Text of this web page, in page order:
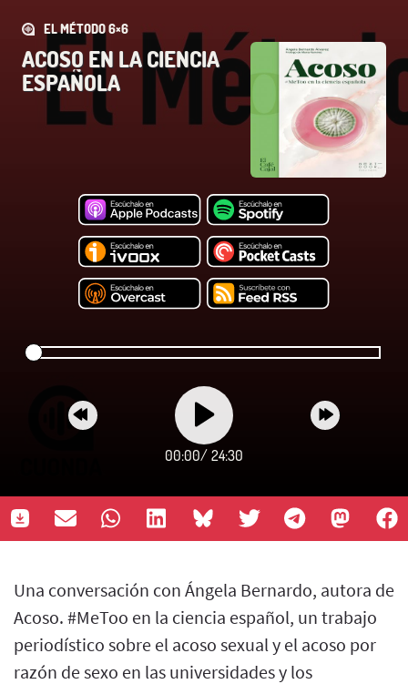
EL MÉTODO 6×6
ACOSO EN LA CIENCIA
ESPAÑOLA
00:00/ 24:30
Una conversación con Ángela Bernardo, autora de
Acoso. #MeToo en la ciencia español, un trabajo
periodístico sobre el acoso sexual y el acoso por
razón de sexo en las universidades y los